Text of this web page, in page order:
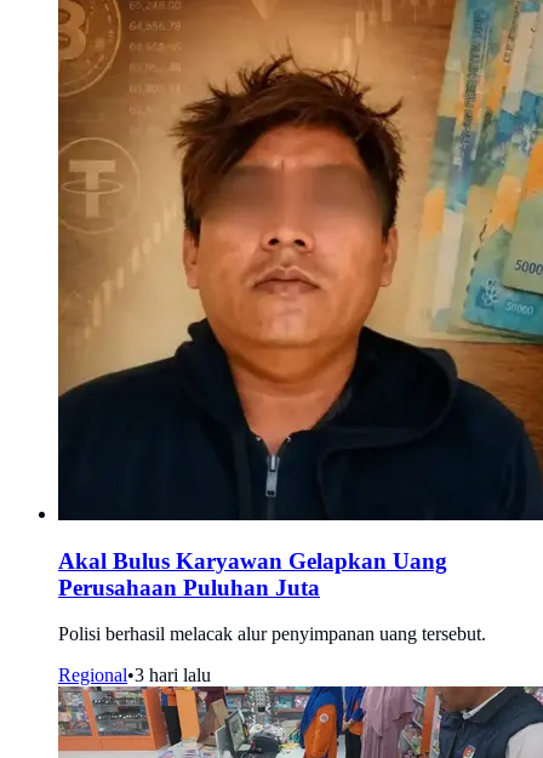
Akal Bulus Karyawan Gelapkan Uang
Perusahaan Puluhan Juta
Polisi berhasil melacak alur penyimpanan uang tersebut.
Regional•3 hari lalu